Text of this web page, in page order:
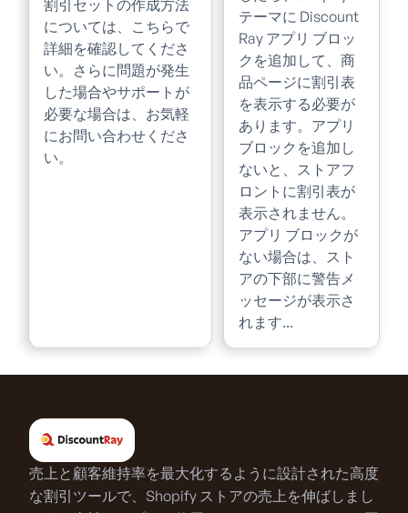
割引セットの作成方法
については、こちらで
詳細を確認してくださ
い。さらに問題が発生
した場合やサポートが
必要な場合は、お気軽
にお問い合わせくださ
い。
テーマに Discount
Ray アプリ ブロッ
クを追加して、商
品ページに割引表
を表示する必要が
あります。アプリ
ブロックを追加し
ないと、ストアフ
ロントに割引表が
表示されません。
アプリ ブロックが
ない場合は、スト
アの下部に警告メ
ッセージが表示さ
れます...
売上と顧客維持率を最大化するように設計された高度
な割引ツールで、Shopify ストアの売上を伸ばしまし